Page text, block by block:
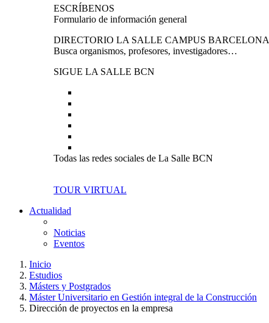
ESCRÍBENOS
Formulario de información general
DIRECTORIO LA SALLE CAMPUS BARCELONA
Busca organismos, profesores, investigadores…
SIGUE LA SALLE BCN
Todas las redes sociales de La Salle BCN
TOUR VIRTUAL
Actualidad
Noticias
Eventos
Inicio
Estudios
Másters y Postgrados
Máster Universitario en Gestión integral de la Construcción
Dirección de proyectos en la empresa